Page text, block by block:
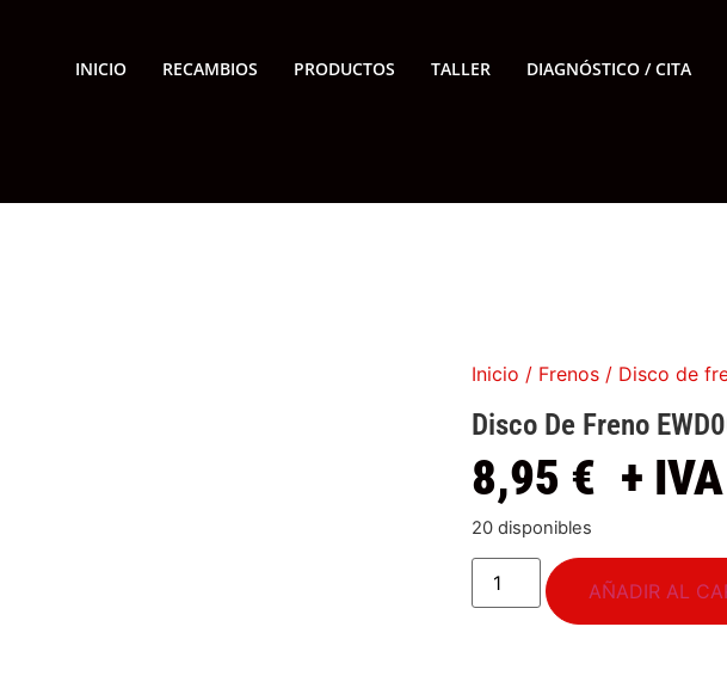
INICIO RECAMBIOS PRODUCTOS TALLER DIAGNÓSTICO / CITA
Inicio / Frenos / Disco de
Disco De Freno
8,95 € +
20 disponibles
AÑADIR AL